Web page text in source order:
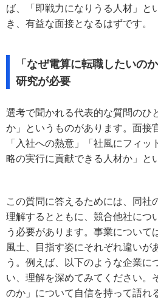
ば、「即戦力になりうる人材」と
き、有益な面接となるはずです。
「なぜ電算に転職したいの
研究が必要
選考で聞かれる代表的な質問のひ
か」というものがあります。面接
「入社への熱意」「社風にフィ
略の実行に貢献できる人材か」と
この質問に答えるためには、同社
理解するとともに、競合他社につ
う必要があります。事業について
風土、目指す姿にそれぞれ違いが
う。例えば、以下のような企業に
い、理解を深めてみてください。
のか」について自信を持って語れ